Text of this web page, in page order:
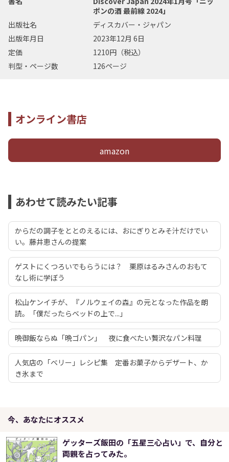
ポンの酒 最前線 2024」
出版社名
ディスカバー・ジャパン
出版年月日
2023年12月 6日
定価
1210円（税込）
判型・ページ数
126ページ
オンライン書店
amazon
あわせて読みたい記事
からだの調子をととのえるには、おにぎりとみそ汁だけでい
い。藤井恵さんの提案
ゲストにくつろいでもらうには？ 栗原はるみさんのおもて
なし術に学ぼう
松山ケンイチが、『ノルウェイの森』の元となった作品を朗
読。「僕だったらベッドの上で...」
晩御飯ならぬ「晩ゴパン」 夜に食べたい贅沢なパン料理
人気店の「ベリー」レシピ集 定番お菓子からデザート、か
き氷まで
今、あなたにオススメ
ゲッターズ飯田の「五星三心占い」で、自分と
両親を占ってみた。